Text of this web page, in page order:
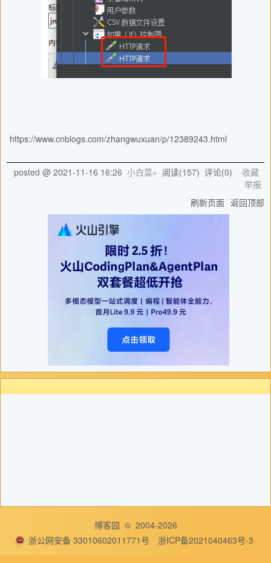
https://www.cnblogs.com/zhangwuxuan/p/12389243.html
posted @ 2021-11-16 16:26 小白菜» 阅读(157) 评论(0) 收藏
举报
刷新页面 返回顶部
博客园 © 2004-2026
浙公网安备 33010602011771号
浙ICP备2021040463号-3